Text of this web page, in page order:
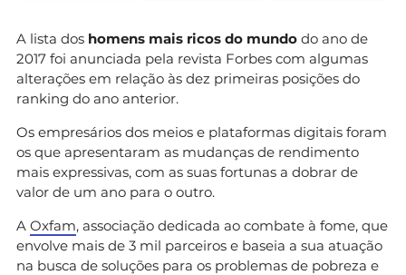
A lista dos homens mais ricos do mundo do ano de
2017 foi anunciada pela revista Forbes com algumas
alterações em relação às dez primeiras posições do
ranking do ano anterior.
Os empresários dos meios e plataformas digitais foram
os que apresentaram as mudanças de rendimento
mais expressivas, com as suas fortunas a dobrar de
valor de um ano para o outro.
A Oxfam, associação dedicada ao combate à fome, que
envolve mais de 3 mil parceiros e baseia a sua atuação
na busca de soluções para os problemas de pobreza e